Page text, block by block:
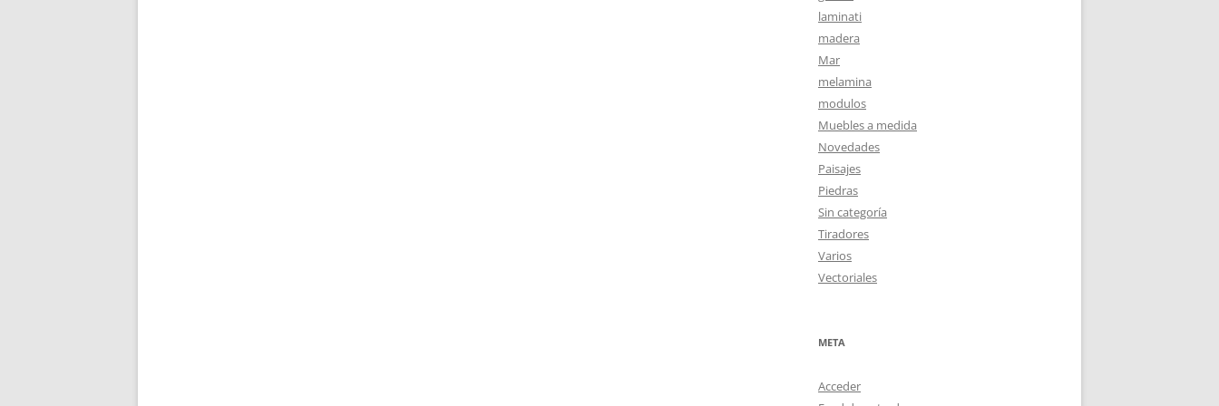
laminati
madera
Mar
melamina
modulos
Muebles a medida
Novedades
Paisajes
Piedras
Sin categoría
Tiradores
Varios
Vectoriales
META
Acceder